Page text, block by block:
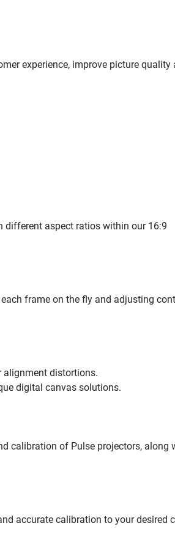
experience, improve picture quality
different aspect ratios within our 16:9
frame on the fly and adjusting
alignment distortions.
digital canvas solutions.
calibration of Pulse projectors, along
accurate calibration to your desired